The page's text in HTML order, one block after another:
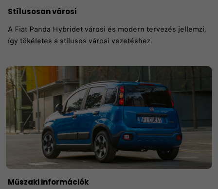
Stílusosan városi
A Fiat Panda Hybridet városi és modern tervezés jellemzi,
így tökéletes a stílusos városi vezetéshez.
Műszaki információk